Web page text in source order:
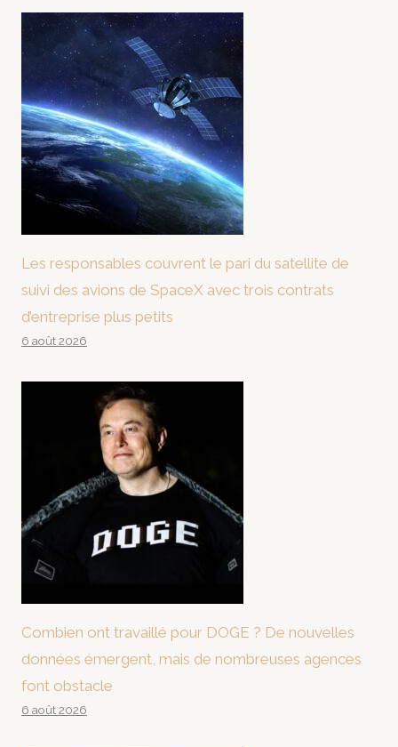
Les responsables couvrent le pari du satellite de
suivi des avions de SpaceX avec trois contrats
d’entreprise plus petits
6 août 2026
Combien ont travaillé pour DOGE ? De nouvelles
données émergent, mais de nombreuses agences
font obstacle
6 août 2026